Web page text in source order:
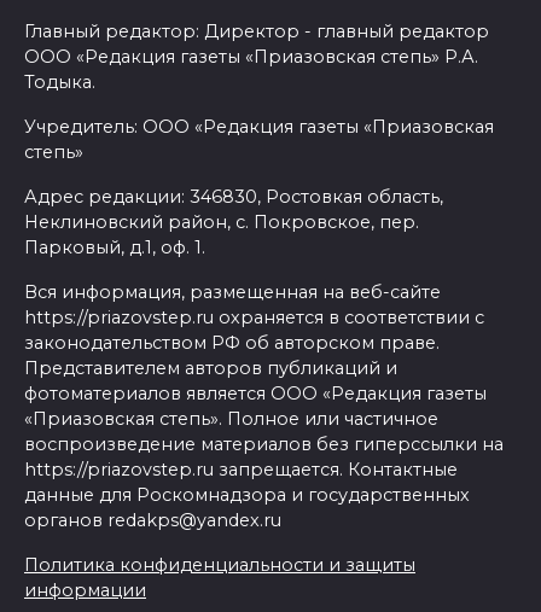
Главный редактор: Директор - главный редактор
ООО «Редакция газеты «Приазовская степь» Р.А.
Тодыка.
Учредитель: ООО «Редакция газеты «Приазовская
степь»
Адрес редакции: 346830, Ростовкая область,
Неклиновский район, с. Покровское, пер.
Парковый, д.1, оф. 1.
Вся информация, размещенная на веб-сайте
https://priazovstep.ru охраняется в соответствии с
законодательством РФ об авторском праве.
Представителем авторов публикаций и
фотоматериалов является ООО «Редакция газеты
«Приазовская степь». Полное или частичное
воспроизведение материалов без гиперссылки на
https://priazovstep.ru запрещается. Контактные
данные для Роскомнадзора и государственных
органов redakps@yandex.ru
Политика конфиденциальности и защиты
информации